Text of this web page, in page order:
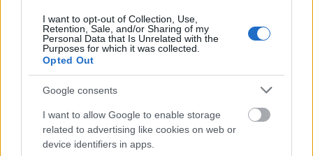
I want to opt-out of Collection, Use,
Retention, Sale, and/or Sharing of my
Personal Data that Is Unrelated with the
Purposes for which it was collected.
Opted Out
Google consents
I want to allow Google to enable storage
related to advertising like cookies on web or
device identifiers in apps.
levágott szárnyú papagájának mozgását könnyíti
meg. A botkormánnyal irányítható szerkezetre
rárepül a madár, majd a joystickot mozgatva halad
a megfelelő irányba, mintha már járni…
hobbirobot.hu
richard_szabo• 2012. március 03.